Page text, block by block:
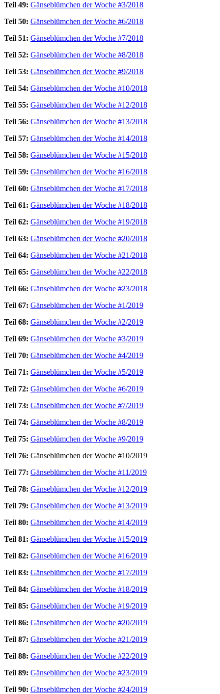
Teil 49: Gänseblümchen der Woche #3/2018
Teil 50: Gänseblümchen der Woche #6/2018
Teil 51: Gänseblümchen der Woche #7/2018
Teil 52: Gänseblümchen der Woche #8/2018
Teil 53: Gänseblümchen der Woche #9/2018
Teil 54: Gänseblümchen der Woche #10/2018
Teil 55: Gänseblümchen der Woche #12/2018
Teil 56: Gänseblümchen der Woche #13/2018
Teil 57: Gänseblümchen der Woche #14/2018
Teil 58: Gänseblümchen der Woche #15/2018
Teil 59: Gänseblümchen der Woche #16/2018
Teil 60: Gänseblümchen der Woche #17/2018
Teil 61: Gänseblümchen der Woche #18/2018
Teil 62: Gänseblümchen der Woche #19/2018
Teil 63: Gänseblümchen der Woche #20/2018
Teil 64: Gänseblümchen der Woche #21/2018
Teil 65: Gänseblümchen der Woche #22/2018
Teil 66: Gänseblümchen der Woche #23/2018
Teil 67: Gänseblümchen der Woche #1/2019
Teil 68: Gänseblümchen der Woche #2/2019
Teil 69: Gänseblümchen der Woche #3/2019
Teil 70: Gänseblümchen der Woche #4/2019
Teil 71: Gänseblümchen der Woche #5/2019
Teil 72: Gänseblümchen der Woche #6/2019
Teil 73: Gänseblümchen der Woche #7/2019
Teil 74: Gänseblümchen der Woche #8/2019
Teil 75: Gänseblümchen der Woche #9/2019
Teil 76: Gänseblümchen der Woche #10/2019
Teil 77: Gänseblümchen der Woche #11/2019
Teil 78: Gänseblümchen der Woche #12/2019
Teil 79: Gänseblümchen der Woche #13/2019
Teil 80: Gänseblümchen der Woche #14/2019
Teil 81: Gänseblümchen der Woche #15/2019
Teil 82: Gänseblümchen der Woche #16/2019
Teil 83: Gänseblümchen der Woche #17/2019
Teil 84: Gänseblümchen der Woche #18/2019
Teil 85: Gänseblümchen der Woche #19/2019
Teil 86: Gänseblümchen der Woche #20/2019
Teil 87: Gänseblümchen der Woche #21/2019
Teil 88: Gänseblümchen der Woche #22/2019
Teil 89: Gänseblümchen der Woche #23/2019
Teil 90: Gänseblümchen der Woche #24/2019